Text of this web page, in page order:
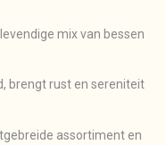
mix van bessen
brengt rust en sereniteit
assortiment en